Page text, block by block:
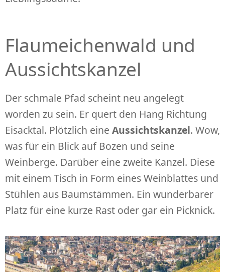
Flaumeichenwald und
Aussichtskanzel
Der schmale Pfad scheint neu angelegt
worden zu sein. Er quert den Hang Richtung
Eisacktal. Plötzlich eine Aussichtskanzel. Wow,
was für ein Blick auf Bozen und seine
Weinberge. Darüber eine zweite Kanzel. Diese
mit einem Tisch in Form eines Weinblattes und
Stühlen aus Baumstämmen. Ein wunderbarer
Platz für eine kurze Rast oder gar ein Picknick.